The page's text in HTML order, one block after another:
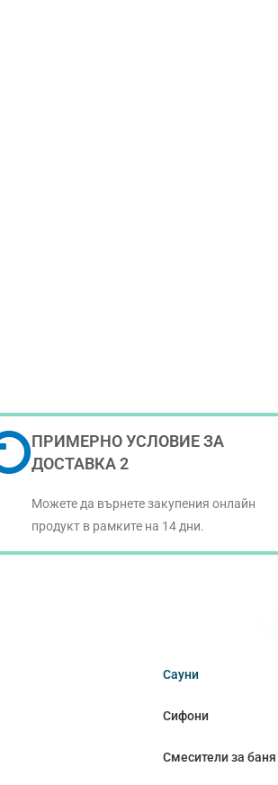
ПРИМЕРНО УСЛОВИЕ ЗА
ДОСТАВКА 2
Можете да върнете закупения онлайн
продукт в рамките на 14 дни.
Сауни
Сифони
Смесители за баня